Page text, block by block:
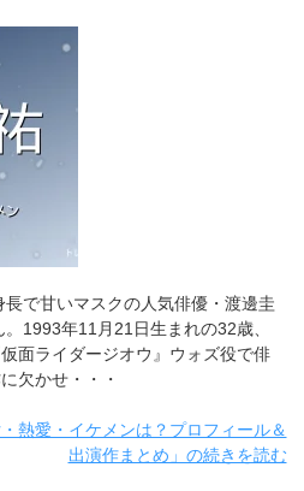
で甘いマスクの人気俳優・渡邊圭
1993年11月21日生まれの32歳、
面ライダージオウ』ウォズ役で俳
欠かせ・・・
熱愛・イケメンは？プロフィール＆
出演作まとめ」の続きを読む